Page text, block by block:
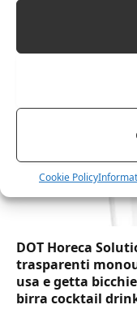
Cookie Policy
DOT Horeca
trasparenti
usa e getta
birra cocktail